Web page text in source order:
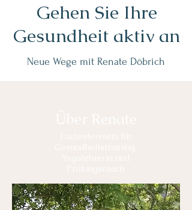
Gehen Sie Ihre
Gesundheit aktiv an
Neue Wege mit Renate Döbrich